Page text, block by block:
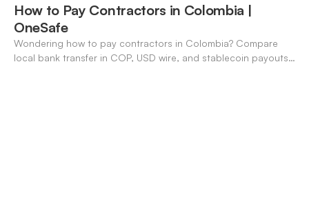
How to Pay Contractors in Colombia |
OneSafe
Wondering how to pay contractors in Colombia? Compare
local bank transfer in COP, USD wire, and stablecoin payouts.